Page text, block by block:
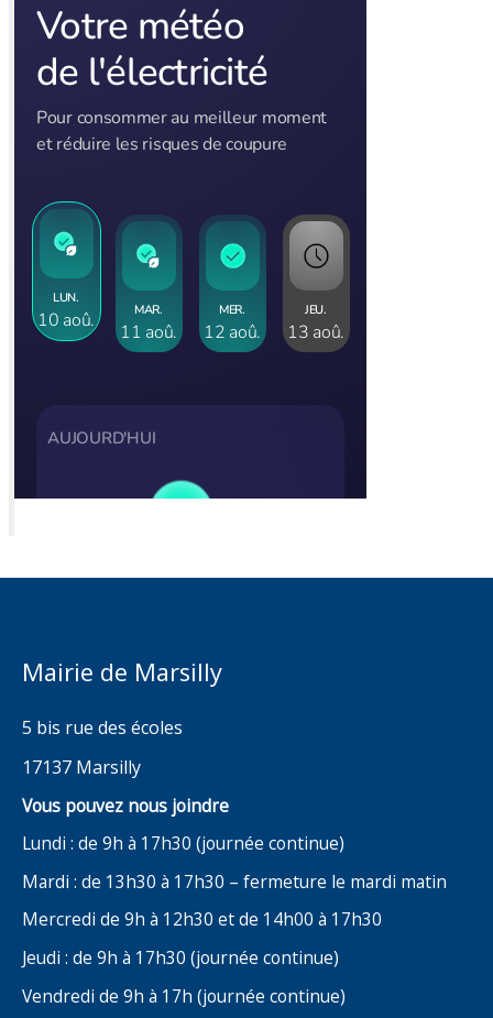
Mairie de Marsilly
5 bis rue des écoles
17137 Marsilly
Vous pouvez nous joindre
Lundi : de 9h à 17h30 (journée continue)
Mardi : de 13h30 à 17h30 – fermeture le mardi matin
Mercredi de 9h à 12h30 et de 14h00 à 17h30
Jeudi : de 9h à 17h30 (journée continue)
Vendredi de 9h à 17h (journée continue)